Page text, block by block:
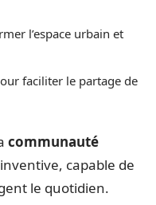
l’espace urbain et
faciliter le partage de
communauté
capable de
le quotidien.